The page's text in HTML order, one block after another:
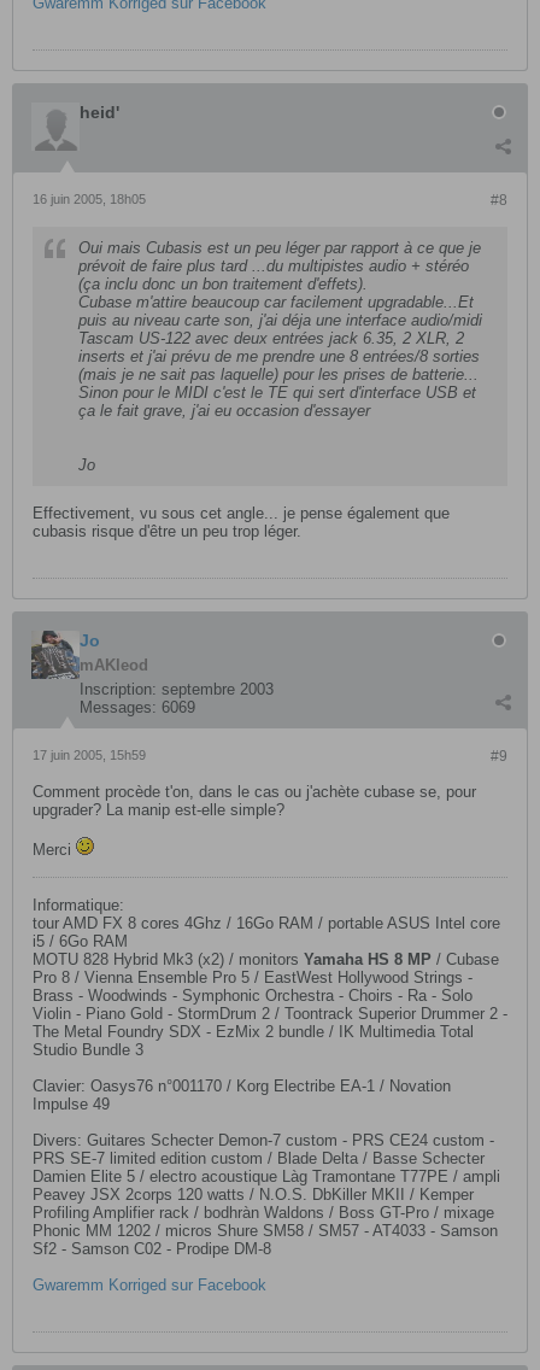
heid'
#8
16 juin 2005, 18h05
Oui mais Cubasis est un peu léger par rapport à ce que je
prévoit de faire plus tard ...du multipistes audio + stéréo
(ça inclu donc un bon traitement d'effets).
Cubase m'attire beaucoup car facilement upgradable...Et
puis au niveau carte son, j'ai déja une interface audio/midi
Tascam US-122 avec deux entrées jack 6.35, 2 XLR, 2
inserts et j'ai prévu de me prendre une 8 entrées/8 sorties
(mais je ne sait pas laquelle) pour les prises de batterie...
Sinon pour le MIDI c'est le TE qui sert d'interface USB et
ça le fait grave, j'ai eu occasion d'essayer
Jo
Effectivement, vu sous cet angle... je pense également que
cubasis risque d'être un peu trop léger.
Jo
mAKleod
Inscription: septembre 2003
Messages: 6069
#9
17 juin 2005, 15h59
Comment procède t'on, dans le cas ou j'achète cubase se, pour
upgrader? La manip est-elle simple?
Merci
Informatique:
tour AMD FX 8 cores 4Ghz / 16Go RAM / portable ASUS Intel core
i5 / 6Go RAM
MOTU 828 Hybrid Mk3 (x2) / monitors Yamaha HS 8 MP ​ / Cubase
Pro 8 / Vienna Ensemble Pro 5 / EastWest Hollywood Strings -
Brass - Woodwinds - Symphonic Orchestra - Choirs - Ra - Solo
Violin - Piano Gold - StormDrum 2 / Toontrack Superior Drummer 2 -
The Metal Foundry SDX - EzMix 2 bundle / IK Multimedia Total
Studio Bundle 3
Clavier: Oasys76 n°001170 / Korg Electribe EA-1 / Novation
Impulse 49
Divers: Guitares Schecter Demon-7 custom - PRS CE24 custom -
PRS SE-7 limited edition custom / Blade Delta / Basse Schecter
Damien Elite 5 / electro acoustique Làg Tramontane T77PE / ampli
Peavey JSX 2corps 120 watts / N.O.S. DbKiller MKII / Kemper
Profiling Amplifier rack / bodhràn Waldons / Boss GT-Pro / mixage
Phonic MM 1202 / micros Shure SM58 / SM57 - AT4033 - Samson
Sf2 - Samson C02 - Prodipe DM-8
Gwaremm Korriged sur Facebook